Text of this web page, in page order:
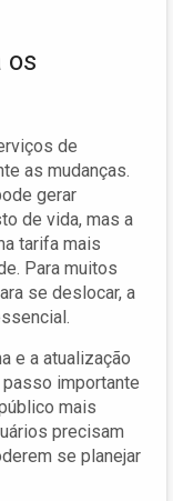
os
de
as mudanças.
gerar
de vida, mas a
tarifa mais
Para muitos
se deslocar, a
e a atualização
importante
mais
precisam
se planejar